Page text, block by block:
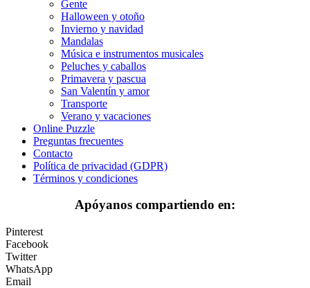
Primavera y pascua
San Valentín y amor
Verano y vacaciones
Libros para colorear para niños
Sin categorizar
Gente
Halloween y otoño
Invierno y navidad
Mandalas
Música e instrumentos musicales
Peluches y caballos
Primavera y pascua
San Valentín y amor
Transporte
Verano y vacaciones
Online Puzzle
Preguntas frecuentes
Contacto
Política de privacidad (GDPR)
Términos y condiciones
Apóyanos compartiendo en:
Pinterest
Facebook
Twitter
WhatsApp
Email